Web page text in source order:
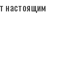
настоящим